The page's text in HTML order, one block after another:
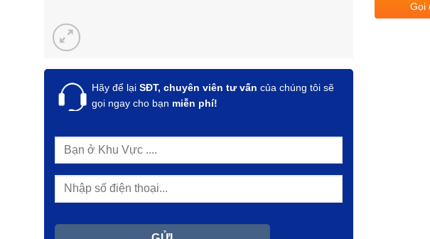
Hãy để lại SĐT, chuyên viên tư vấn của chúng tôi sẽ
gọi ngay cho bạn miễn phí!
Gọi